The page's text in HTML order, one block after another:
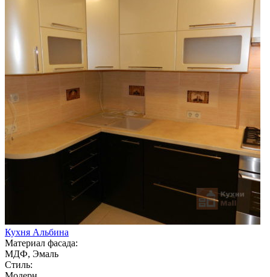
Кухня Альбина
Материал фасада:
МДФ, Эмаль
Стиль: